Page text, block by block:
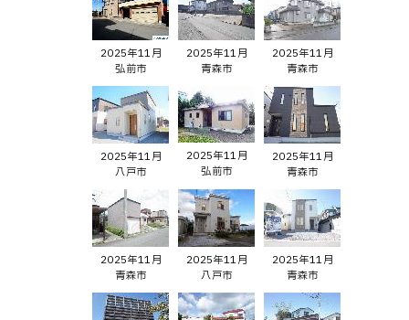
2025年11月
弘前市
2025年11月
青森市
2025年11月
青森市
2025年11月
八戸市
2025年11月
弘前市
2025年11月
青森市
2025年11月
青森市
2025年11月
八戸市
2025年11月
青森市